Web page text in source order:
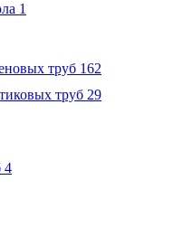
1
труб 162
труб 29
4